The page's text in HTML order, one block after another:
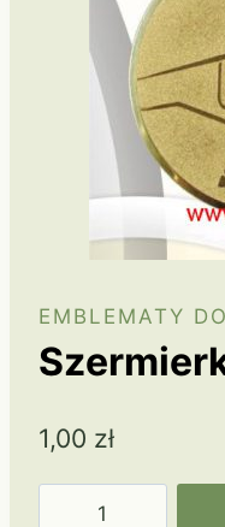
EMBLEMATY
1,00 zł